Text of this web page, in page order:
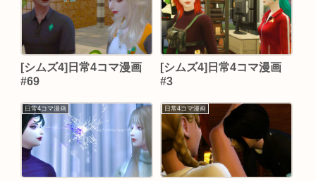
[シムズ4]日常4コマ漫画
#69
[シムズ4]日常4コマ漫画
#3
日常4コマ漫画 日常4コマ漫画